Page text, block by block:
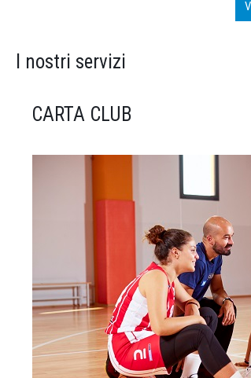
I nostri servizi
CARTA CLUB